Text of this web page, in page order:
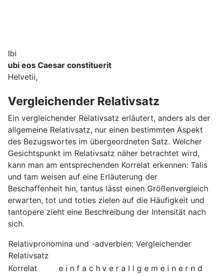
Ibi
ubi eos Caesar constituerit
Helvetii,
Vergleichender Relativsatz
Ein vergleichender Relativsatz erläutert, anders als der
allgemeine Relativsatz, nur einen bestimmten Aspekt
des Bezugswortes im übergeordneten Satz. Welcher
Gesichtspunkt im Relativsatz näher betrachtet wird,
kann man am entsprechenden Korrelat erkennen: Talis
und tam weisen auf eine Erläuterung der
Beschaffenheit hin, tantus lässt einen Größenvergleich
erwarten, tot und toties zielen auf die Häufigkeit und
tantopere zieht eine Beschreibung der Intensität nach
sich.
Relativpronomina und -adverbien: Vergleichender
Relativsatz
Korrelat
e i n f a c h v e r a l l g e m e i n e r n d